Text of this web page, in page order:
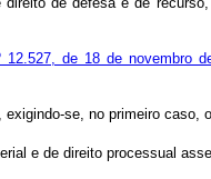
12.527, de 18 de novembro
se, no primeiro caso,
e de direito processual